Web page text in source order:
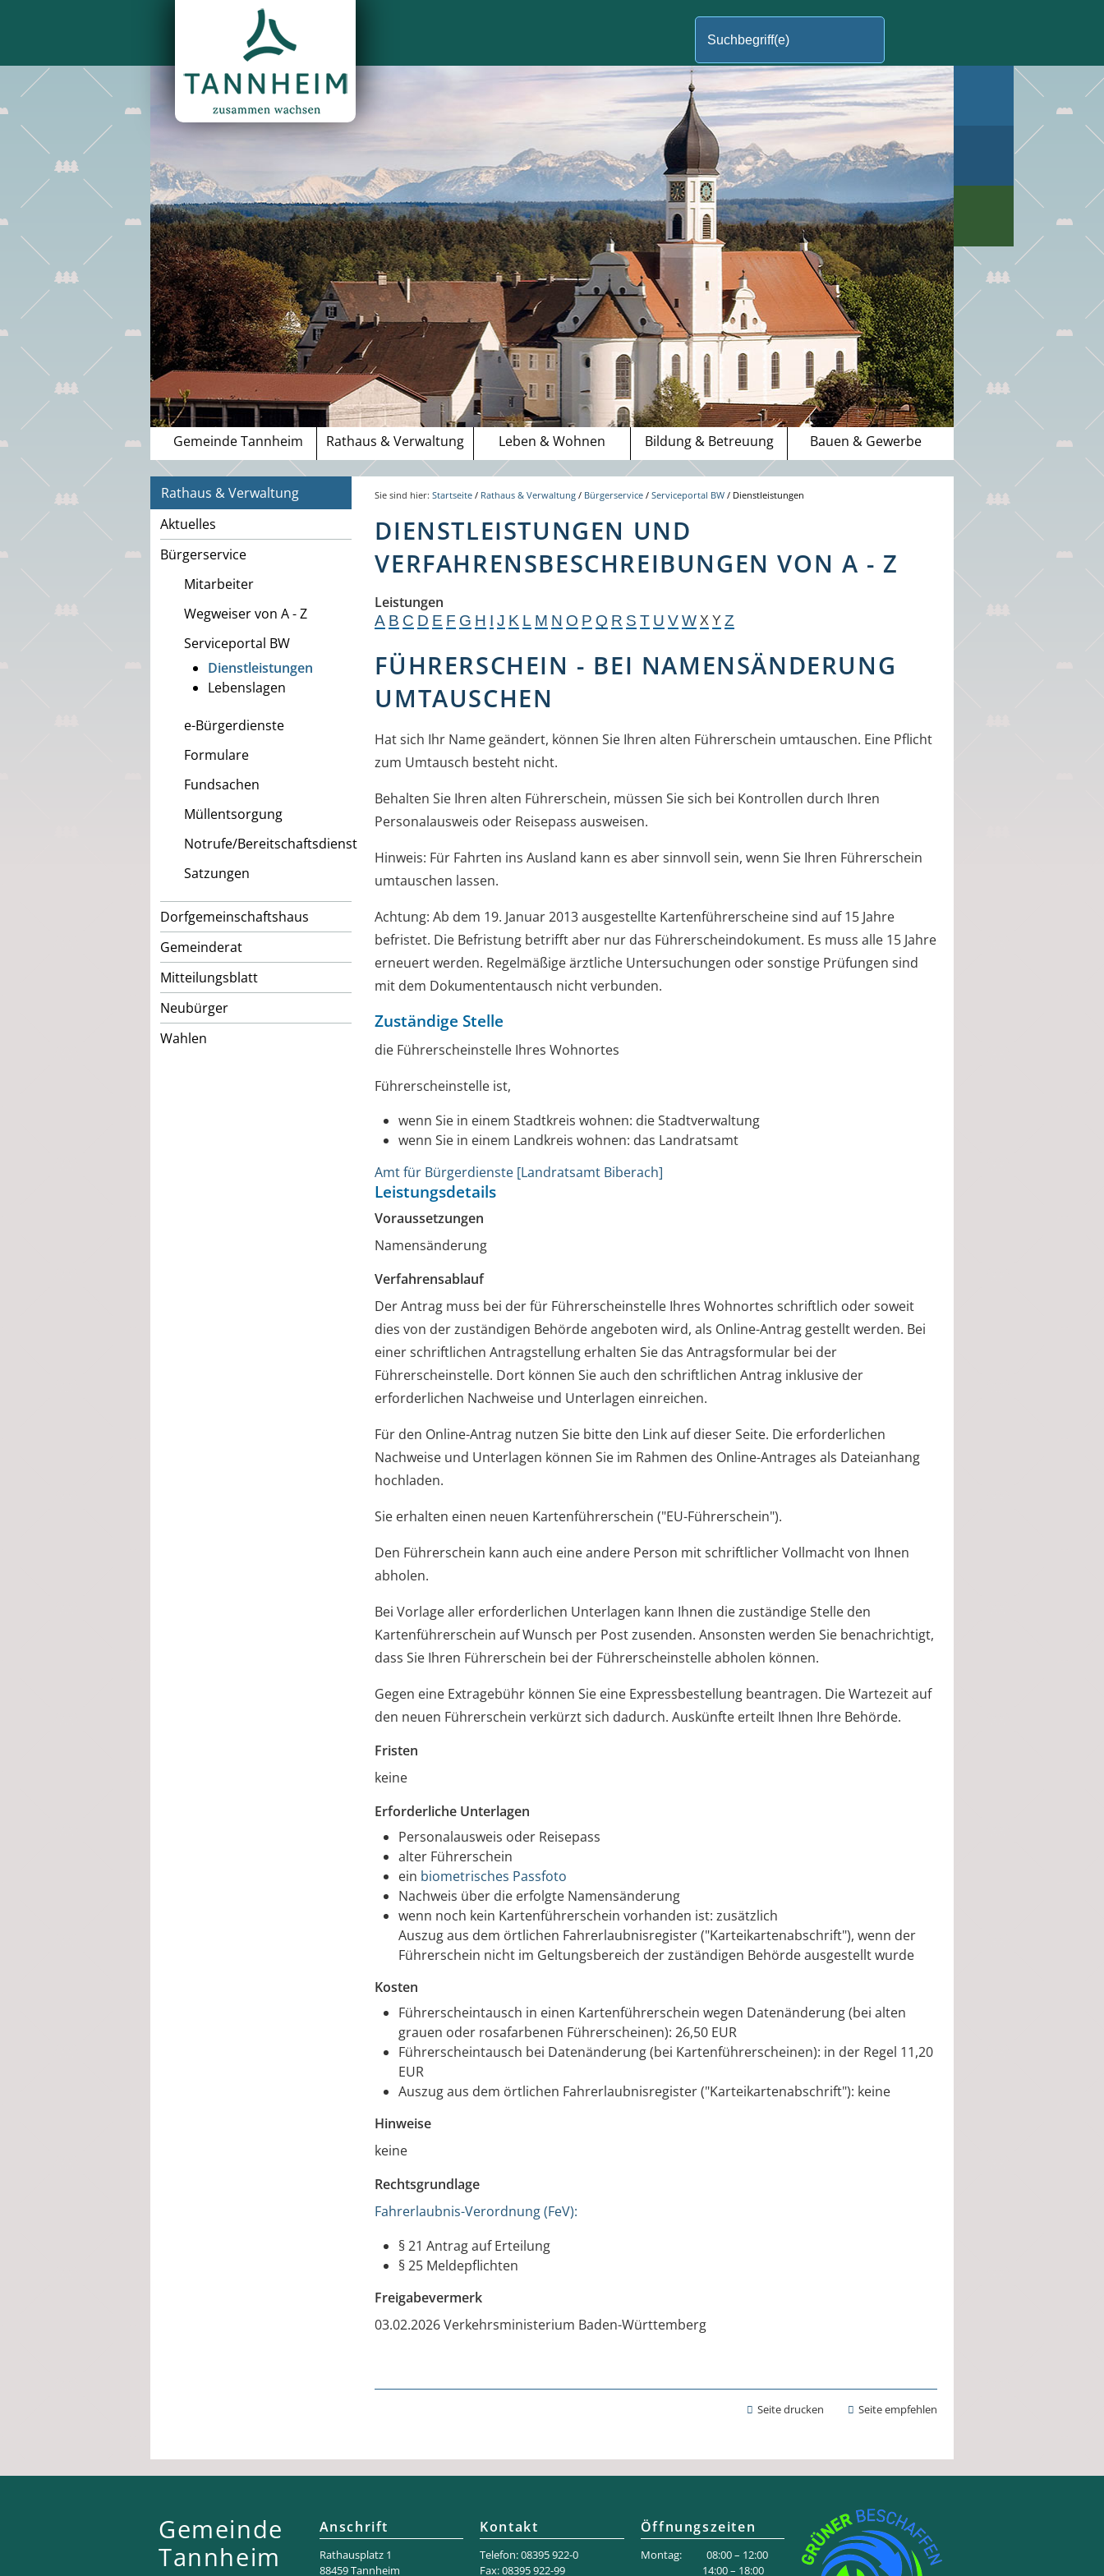
Gemeinde Tannheim Rathaus & Verwaltung Leben & Wohnen Bildung & Betreuung Bauen & Gewerbe
Rathaus & Verwaltung
Aktuelles
Bürgerservice
Mitarbeiter
Wegweiser von A - Z
Serviceportal BW
Dienstleistungen
Lebenslagen
e-Bürgerdienste
Formulare
Fundsachen
Müllentsorgung
Notrufe/Bereitschaftsdienst
Satzungen
Dorfgemeinschaftshaus
Gemeinderat
Mitteilungsblatt
Neubürger
Wahlen
Sie sind hier:Startseite / Rathaus & Verwaltung / Bürgerservice /Serviceportal BW / Dienstleistungen
DIENSTLEISTUNGEN UND
VERFAHRENSBESCHREIBUNGEN VON A - Z
Leistungen
A B C D E F G H I J K L M N O P Q R S T U V W X Y Z
FÜHRERSCHEIN - BEI NAMENSÄNDERUNG
UMTAUSCHEN
Hat sich Ihr Name geändert, können Sie Ihren alten Führerschein umtauschen. Eine Pflicht
zum Umtausch besteht nicht.
Behalten Sie Ihren alten Führerschein, müssen Sie sich bei Kontrollen durch Ihren
Personalausweis oder Reisepass ausweisen.
Hinweis: Für Fahrten ins Ausland kann es aber sinnvoll sein, wenn Sie Ihren Führerschein
umtauschen lassen.
Achtung: Ab dem 19. Januar 2013 ausgestellte Kartenführerscheine sind auf 15 Jahre
befristet. Die Befristung betrifft aber nur das Führerscheindokument. Es muss alle 15 Jahre
erneuert werden. Regelmäßige ärztliche Untersuchungen oder sonstige Prüfungen sind
mit dem Dokumententausch nicht verbunden.
Zuständige Stelle
die Führerscheinstelle Ihres Wohnortes
Führerscheinstelle ist,
wenn Sie in einem Stadtkreis wohnen: die Stadtverwaltung
wenn Sie in einem Landkreis wohnen: das Landratsamt
Amt für Bürgerdienste [Landratsamt Biberach]
Leistungsdetails
Voraussetzungen
Namensänderung
Verfahrensablauf
Der Antrag muss bei der für Führerscheinstelle Ihres Wohnortes schriftlich oder soweit
dies von der zuständigen Behörde angeboten wird, als Online-Antrag gestellt werden. Bei
einer schriftlichen Antragstellung erhalten Sie das Antragsformular bei der
Führerscheinstelle. Dort können Sie auch den schriftlichen Antrag inklusive der
erforderlichen Nachweise und Unterlagen einreichen.
Für den Online-Antrag nutzen Sie bitte den Link auf dieser Seite. Die erforderlichen
Nachweise und Unterlagen können Sie im Rahmen des Online-Antrages als Dateianhang
hochladen.
Sie erhalten einen neuen Kartenführerschein ("EU-Führerschein").
Den Führerschein kann auch eine andere Person mit schriftlicher Vollmacht von Ihnen
abholen.
Bei Vorlage aller erforderlichen Unterlagen kann Ihnen die zuständige Stelle den
Kartenführerschein auf Wunsch per Post zusenden. Ansonsten werden Sie benachrichtigt,
dass Sie Ihren Führerschein bei der Führerscheinstelle abholen können.
Gegen eine Extragebühr können Sie eine Expressbestellung beantragen. Die Wartezeit auf
den neuen Führerschein verkürzt sich dadurch. Auskünfte erteilt Ihnen Ihre Behörde.
Fristen
keine
Erforderliche Unterlagen
Personalausweis oder Reisepass
alter Führerschein
ein biometrisches Passfoto
Nachweis über die erfolgte Namensänderung
wenn noch kein Kartenführerschein vorhanden ist: zusätzlich
Auszug aus dem örtlichen Fahrerlaubnisregister ("Karteikartenabschrift"), wenn der
Führerschein nicht im Geltungsbereich der zuständigen Behörde ausgestellt wurde
Kosten
Führerscheintausch in einen Kartenführerschein wegen Datenänderung (bei alten
grauen oder rosafarbenen Führerscheinen): 26,50 EUR
Führerscheintausch bei Datenänderung (bei Kartenführerscheinen): in der Regel 11,20
EUR
Auszug aus dem örtlichen Fahrerlaubnisregister ("Karteikartenabschrift"): keine
Hinweise
keine
Rechtsgrundlage
Fahrerlaubnis-Verordnung (FeV):
§ 21 Antrag auf Erteilung
§ 25 Meldepflichten
Freigabevermerk
03.02.2026Verkehrsministerium Baden-Württemberg
Seite drucken Seite empfehlen
Gemeinde
Tannheim
Anschrift
Rathaus­platz 1
88459 Tannheim
Kontakt
Telefon: 08395 922-0
Fax: 08395 922-99
Öffnungszeiten
Montag: 08:00 – 12:00
14:00 – 18:00